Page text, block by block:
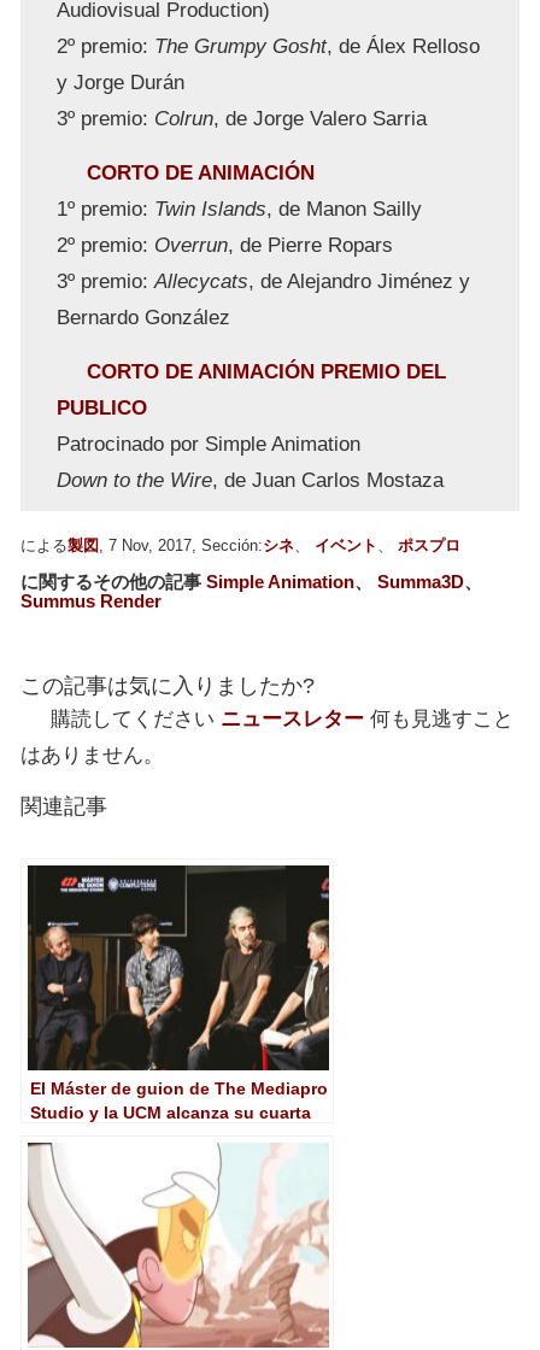
Audiovisual Production)
2º premio: The Grumpy Gosht, de Álex Relloso
y Jorge Durán
3º premio: Colrun, de Jorge Valero Sarria
CORTO DE ANIMACIÓN
1º premio: Twin Islands, de Manon Sailly
2º premio: Overrun, de Pierre Ropars
3º premio: Allecycats, de Alejandro Jiménez y
Bernardo González
CORTO DE ANIMACIÓN PREMIO DEL
PUBLICO
Patrocinado por Simple Animation
Down to the Wire, de Juan Carlos Mostaza
による製図 , 7 Nov, 2017, Sección:シネ、 イベント 、 ポスプロ
に関するその他の記事 Simple Animation、 Summa3D、
Summus Render
この記事は気に入りましたか?
購読してください ニュースレター 何も見逃すこと
はありません。
関連記事
El Máster de guion de The Mediapro
Studio y la UCM alcanza su cuarta